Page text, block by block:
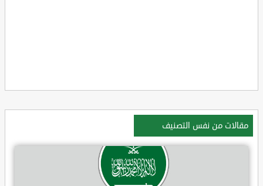
مقالات من نفس التصنيف